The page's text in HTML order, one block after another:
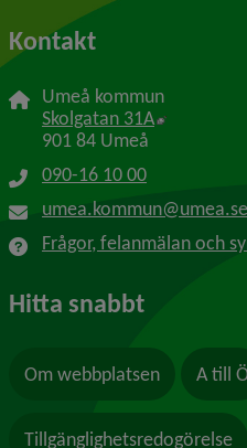
Kontakt
Umeå kommun
Skolgatan 31A Länk till
901 84 Umeå
090-16 10 00
umea.kommun@umea.se
Frågor, felanmälan och
Hitta snabbt
Om webbplatsen A till
Tillgänglighetsredogörelse